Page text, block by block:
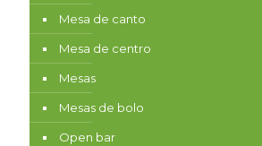
Mesa de canto
Mesa de centro
Mesas
Mesas de bolo
Open bar